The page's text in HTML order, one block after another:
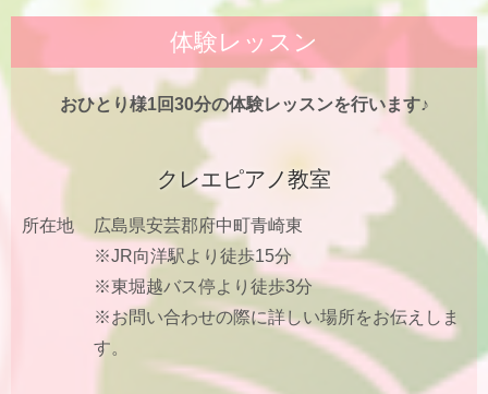
体験レッスン
おひとり様1回30分の体験レッスンを行います♪
クレエピアノ教室
所在地
広島県安芸郡府中町青崎東
※JR向洋駅より徒歩15分
※東堀越バス停より徒歩3分
※お問い合わせの際に詳しい場所をお伝えしま
す。